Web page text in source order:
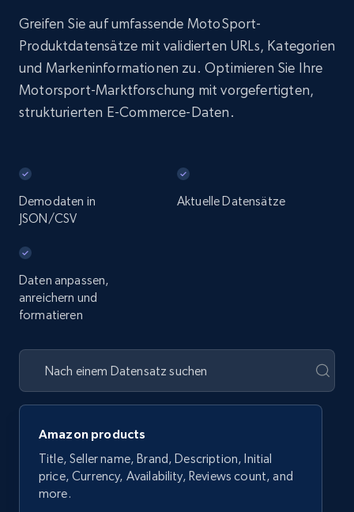
Greifen Sie auf umfassende MotoSport-
Produktdatensätze mit validierten URLs, Kategorien
und Markeninformationen zu. Optimieren Sie Ihre
Motorsport-Marktforschung mit vorgefertigten,
strukturierten E-Commerce-Daten.
Demodaten in
JSON/CSV
Aktuelle Datensätze
Daten anpassen,
anreichern und
formatieren
Amazon products
Title, Seller name, Brand, Description, Initial
price, Currency, Availability, Reviews count, and
more.